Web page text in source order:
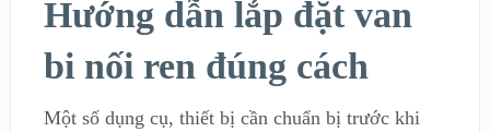
Hướng dẫn lắp đặt van
bi nối ren đúng cách
Một số dụng cụ, thiết bị cần chuẩn bị trước khi